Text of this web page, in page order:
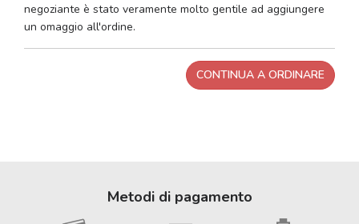
negoziante è stato veramente molto gentile ad aggiungere
un omaggio all'ordine.
CONTINUA A ORDINARE
Metodi di pagamento